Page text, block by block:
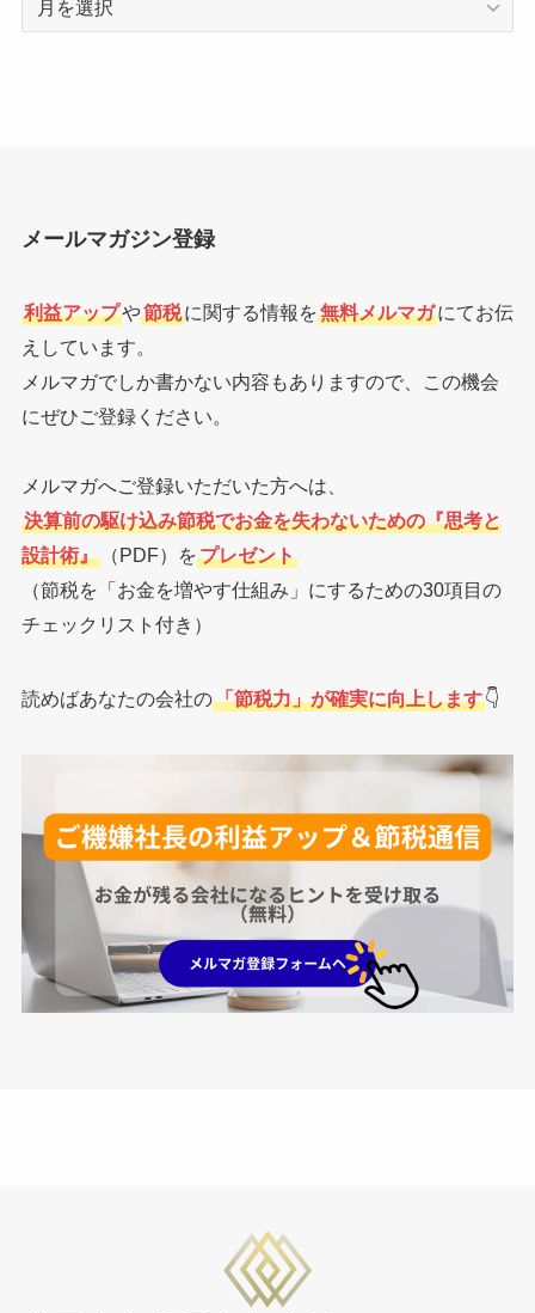
メールマガジン登録
利益アップや節税に関する情報を無料メルマガにてお伝
えしています。
メルマガでしか書かない内容もありますので、この機会
にぜひご登録ください。
メルマガへご登録いただいた方へは、
決算前の駆け込み節税でお金を失わないための『思考と
設計術』（PDF）をプレゼント
（節税を「お金を増やす仕組み」にするための30項目の
チェックリスト付き）
読めばあなたの会社の「節税力」が確実に向上します👇